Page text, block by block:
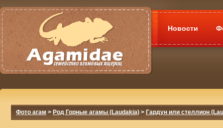
Новости
Фото агам > Род Горные агамы (Laudakia) > Гардун или стеллион